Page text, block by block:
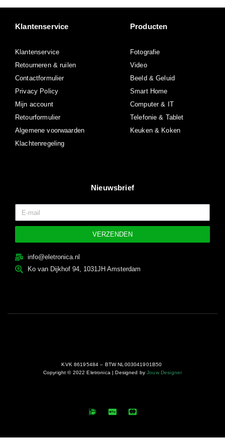
Klantenservice
Klantenservice
Retourneren & ruilen
Contactformulier
Privacy Policy
Mijn account
Retourformulier
Algemene voorwaarden
Klachtenregeling
Producten
Fotografie
Video
Beeld & Geluid
Smart Home
Computer & IT
Telefonie & Tablet
Keuken & Koken
Nieuwsbrief
VERZENDEN
info@eletronica.nl
Ko van Dijkhof 94, 1031JH Amsterdam
KVK 86195484 – BTW NL003041901B50
Copyright © 2022 Eletronica | Designed byJouw Designer